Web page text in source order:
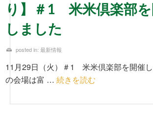
り】＃1 米米倶楽部
しました
posted in: 最新情報
11月29日（火）＃1 米米倶楽部を開催
の会場は富 … 続きを読む